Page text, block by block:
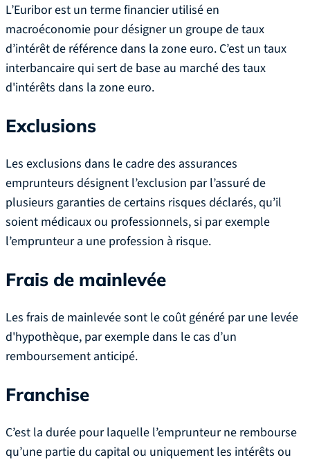
L’Euribor est un terme financier utilisé en
macroéconomie pour désigner un groupe de taux
d’intérêt de référence dans la zone euro. C’est un taux
interbancaire qui sert de base au marché des taux
d'intérêts dans la zone euro.
Exclusions
Les exclusions dans le cadre des assurances
emprunteurs désignent l’exclusion par l’assuré de
plusieurs garanties de certains risques déclarés, qu’il
soient médicaux ou professionnels, si par exemple
l’emprunteur a une profession à risque.
Frais de mainlevée
Les frais de mainlevée sont le coût généré par une levée
d'hypothèque, par exemple dans le cas d’un
remboursement anticipé.
Franchise
C’est la durée pour laquelle l’emprunteur ne rembourse
qu’une partie du capital ou uniquement les intérêts ou